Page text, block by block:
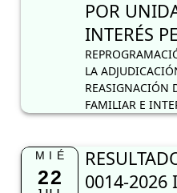
POR
INTERÉS
LA
REASIGNACIÓN
FAMILIAR E
MIÉ
22
0014-2026